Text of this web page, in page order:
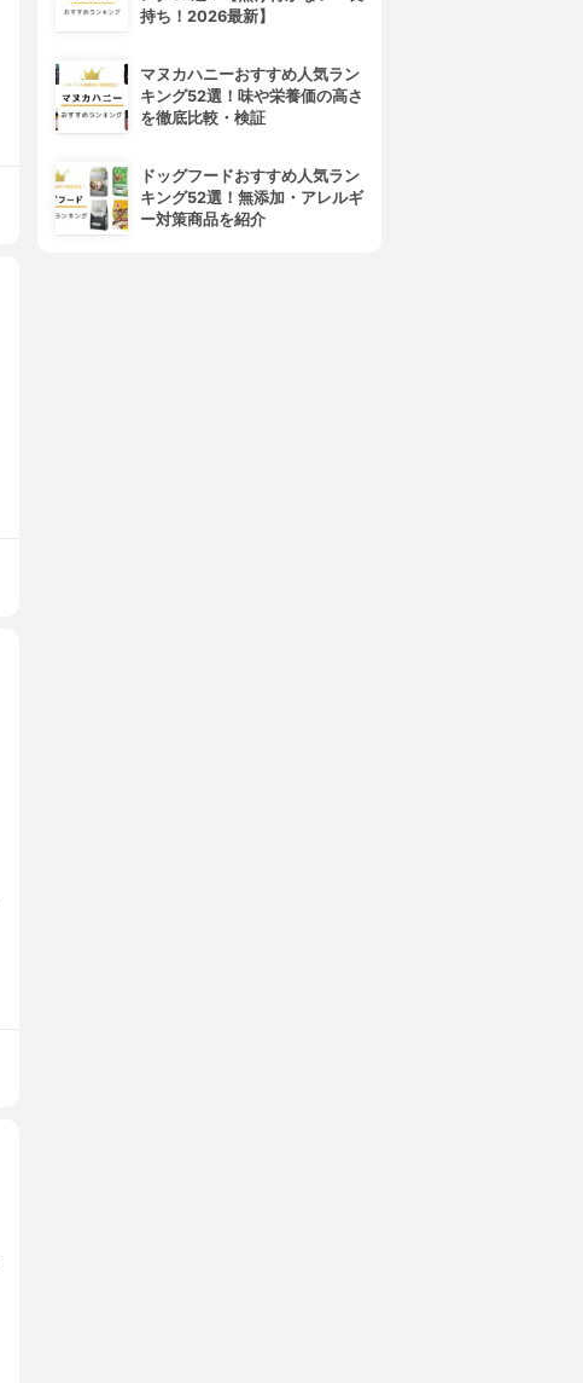
持ち！2026最新】
マヌカハニーおすすめ人気ラン
キング52選！味や栄養価の高さ
を徹底比較・検証
ドッグフードおすすめ人気ラン
キング52選！無添加・アレルギ
ー対策商品を紹介